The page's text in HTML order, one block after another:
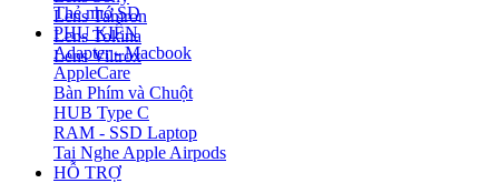
Lens Tamron
Lens Tokina
Lens Viltrox
Thẻ nhớ SD
PHỤ KIỆN
Adapter - Macbook
AppleCare
Bàn Phím và Chuột
HUB Type C
RAM - SSD Laptop
Tai Nghe Apple Airpods
HỖ TRỢ